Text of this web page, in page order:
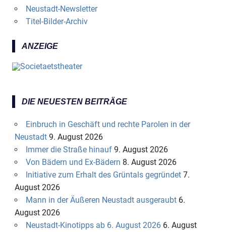
Neustadt-Newsletter
Titel-Bilder-Archiv
ANZEIGE
DIE NEUESTEN BEITRÄGE
Einbruch in Geschäft und rechte Parolen in der
Neustadt 9. August 2026
Immer die Straße hinauf 9. August 2026
Von Bädern und Ex-Bädern 8. August 2026
Initiative zum Erhalt des Grüntals gegründet 7.
August 2026
Mann in der Äußeren Neustadt ausgeraubt 6.
August 2026
Neustadt-Kinotipps ab 6. August 2026 6. August